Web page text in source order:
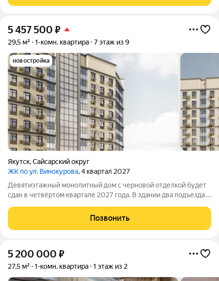
5 457 500 ₽
29,5 м² 1-комн. квартира 7 этаж из 9
новостройка
Якутск,Сайсарский округ
ЖК по ул. Винокурова, 4 квартал 2027
Девятиэтажный монолитный дом с черновой отделкой будет
сдан в четвёртом квартале 2027 года. В здании два подъезда и
обустроят детскую площадку, тротуар и наружное освещение,
предусмотрят много
Позвонить
5 200 000 ₽
27,5 м² 1-комн. квартира 1 этаж из 2